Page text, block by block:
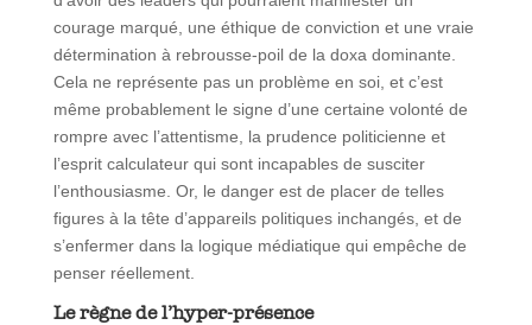
courage marqué, une éthique de conviction et une vraie
détermination à rebrousse-poil de la doxa dominante.
Cela ne représente pas un problème en soi, et c’est
même probablement le signe d’une certaine volonté de
rompre avec l’attentisme, la prudence politicienne et
l’esprit calculateur qui sont incapables de susciter
l’enthousiasme. Or, le danger est de placer de telles
figures à la tête d’appareils politiques inchangés, et de
s’enfermer dans la logique médiatique qui empêche de
penser réellement.
Le règne de l’hyper-présence